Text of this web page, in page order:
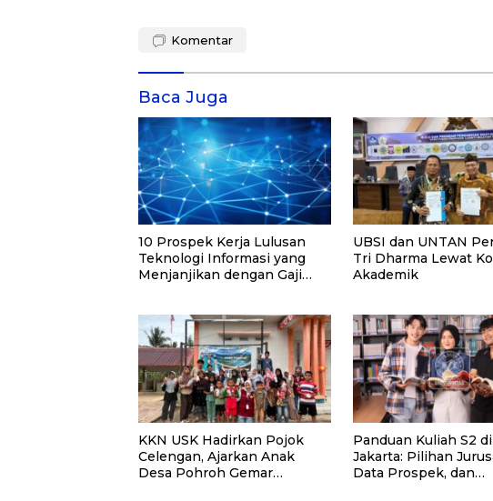
Komentar
Baca Juga
10 Prospek Kerja Lulusan
Teknologi Informasi yang
Menjanjikan dengan Gaji
UBSI dan UNTAN
Tri Dharma Lewat
Akademik
KKN USK Hadirkan Pojok
Celengan, Ajarkan Anak
Desa Pohroh Gemar
Panduan Kuliah S2 di
Jakarta: Pilihan
Data Prospek, dan